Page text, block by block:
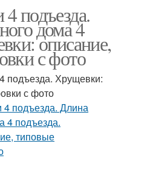
подъезда.
дома 4
описание,
с фото
подъезда. Хрущевки:
с фото